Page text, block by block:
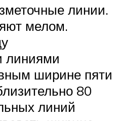
линии.
мелом.
линиями
ширине пяти
80
линий